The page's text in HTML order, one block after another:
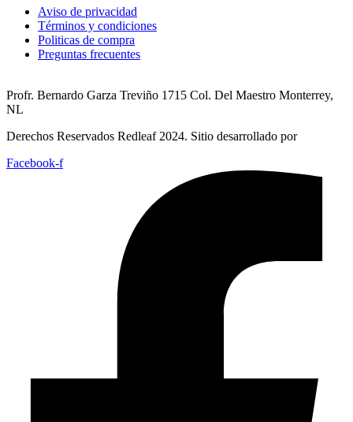
Aviso de privacidad
Términos y condiciones
Politicas de compra
Preguntas frecuentes
Profr. Bernardo Garza Treviño 1715 Col. Del Maestro Monterrey,
NL
Derechos Reservados Redleaf 2024. Sitio desarrollado por
Facebook-f